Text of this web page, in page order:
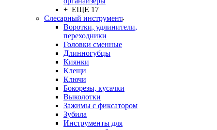
+ ЕЩЕ 17
Слесарный инструмент
Воротки, удлинители,
переходники
Головки сменные
Длинногубцы
Киянки
Клещи
Ключи
Бокорезы, кусачки
Выколотки
Зажимы с фиксатором
Зубила
Инструменты для